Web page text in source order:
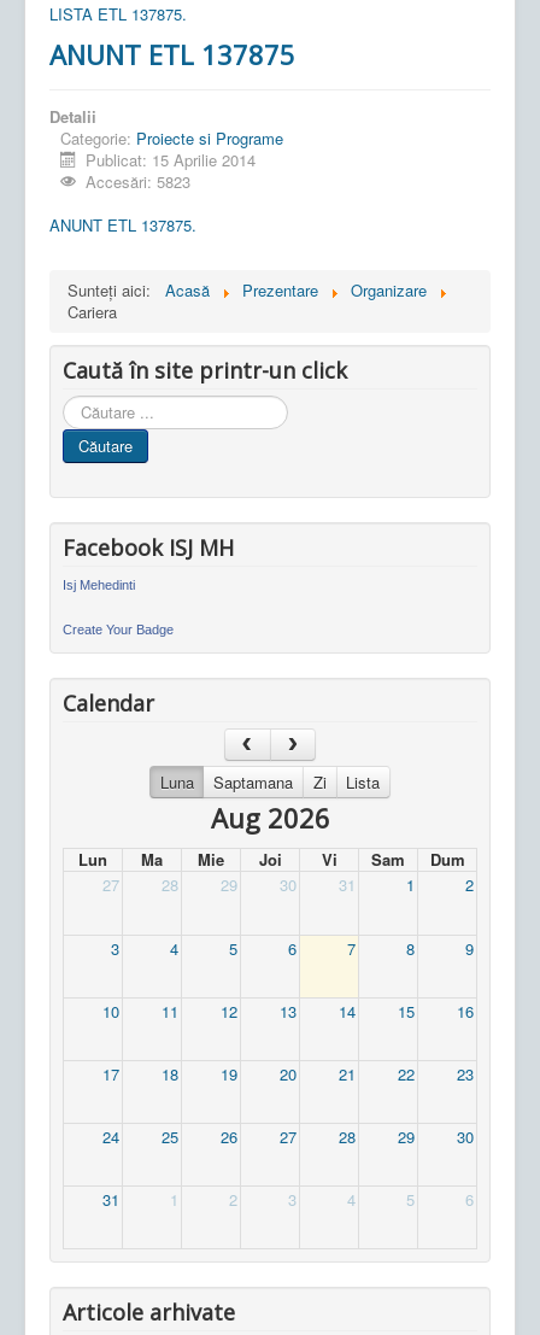
LISTA ETL 137875.
ANUNT ETL 137875
Detalii
Categorie: Proiecte si Programe
Publicat: 15 Aprilie 2014
Accesări: 5823
ANUNT ETL 137875.
Sunteți aici: Acasă Prezentare
Organizare
Cariera
Caută în site printr-un click
Cauta
in
site
Căutare
Facebook ISJ MH
Isj Mehedinti
Create Your Badge
Calendar
Luna Saptamana Zi Lista
Aug 2026
Lun Ma Mie Joi Vi Sam
Dum
27
28 29 30 31 1 2
3 4 5 6 7 8 9
10 11 12 13 14 15 16
17 18 19 20 21 22 23
24 25 26 27 28 29 30
31 1 2 3 4 5 6
Articole arhivate